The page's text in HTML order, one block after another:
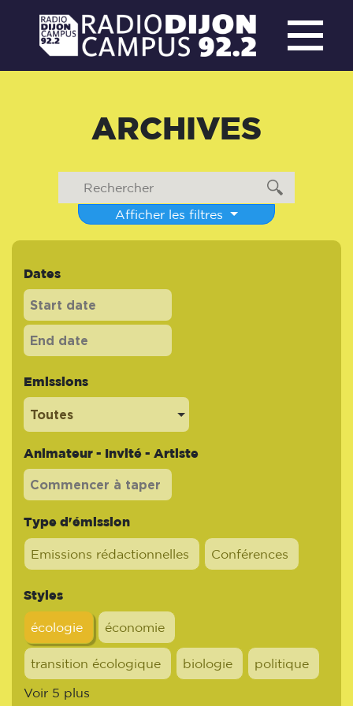
ARCHIVES
Afficher les filtres
Dates
Emissions
Toutes
Animateur - Invité - Artiste
Type d'émission
Emissions rédactionnelles Conférences
Styles
écologie économie
transition écologique biologie politique
Voir 5 plus